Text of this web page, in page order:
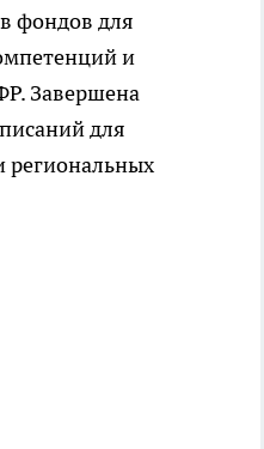
фондов для
и
Завершена
для
региональных